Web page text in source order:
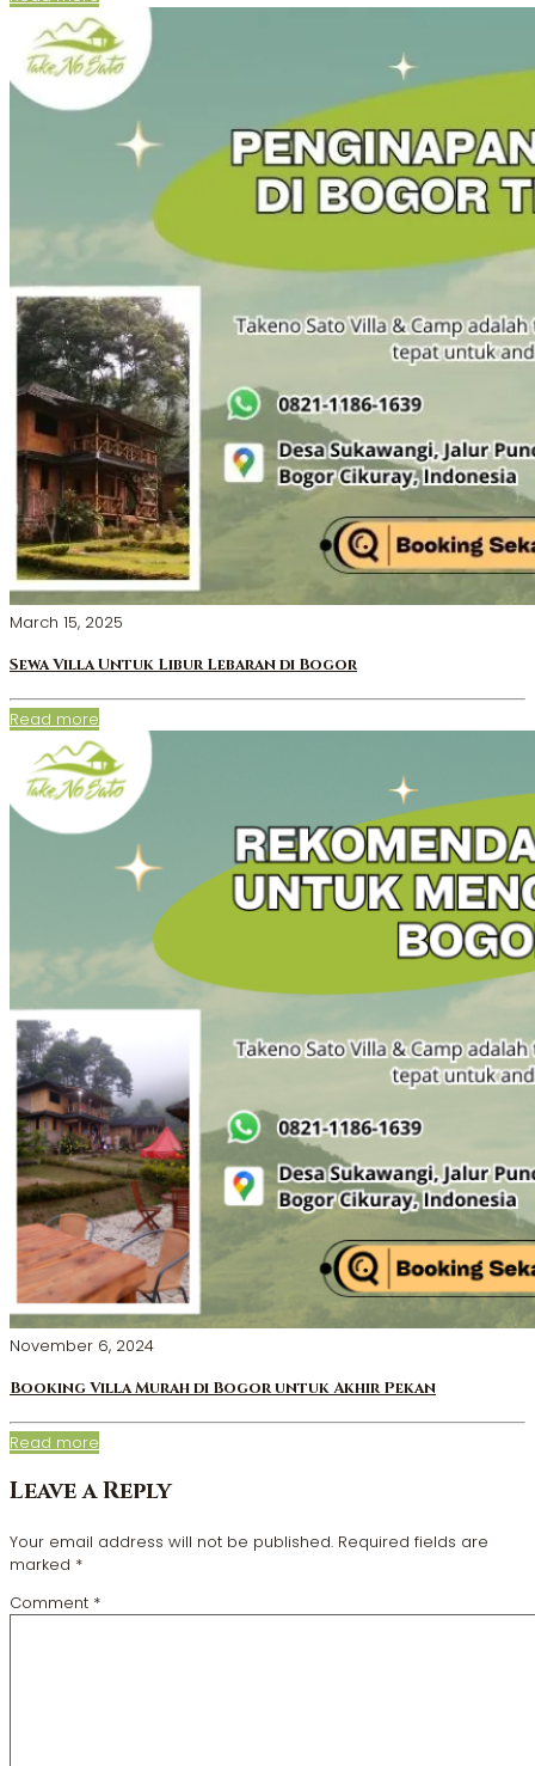
March 15, 2025
Sewa Villa Untuk Libur Lebaran di Bogor
Read more
November 6, 2024
Booking Villa Murah di Bogor untuk Akhir Pekan
Read more
Leave a Reply
Your email address will not be published. Required fields are
marked *
Comment *